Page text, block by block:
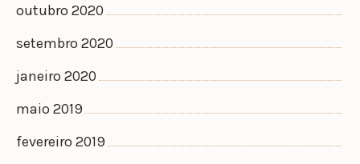
outubro 2020
setembro 2020
janeiro 2020
maio 2019
fevereiro 2019